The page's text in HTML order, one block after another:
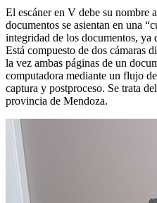
El escáner en V debe su nombre
documentos se asientan en una
integridad de los documentos, ya
Está compuesto de dos cámaras
la vez ambas páginas de un
computadora mediante un flujo
captura y postproceso. Se trata
provincia de Mendoza.